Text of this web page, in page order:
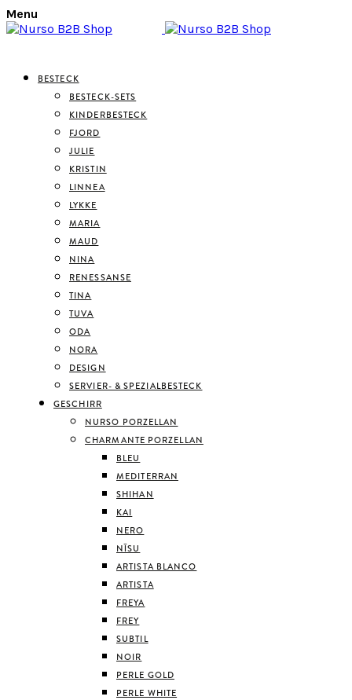
Menu
BESTECK
BESTECK-SETS
KINDERBESTECK
FJORD
JULIE
KRISTIN
LINNEA
LYKKE
MARIA
MAUD
NINA
RENESSANSE
TINA
TUVA
ODA
NORA
DESIGN
SERVIER- & SPEZIALBESTECK
GESCHIRR
NURSO PORZELLAN
CHARMANTE PORZELLAN
BLEU
MEDITERRAN
SHIHAN
KAI
NERO
NĪSU
ARTISTA BLANCO
ARTISTA
FREYA
FREY
SUBTIL
NOIR
PERLE GOLD
PERLE WHITE